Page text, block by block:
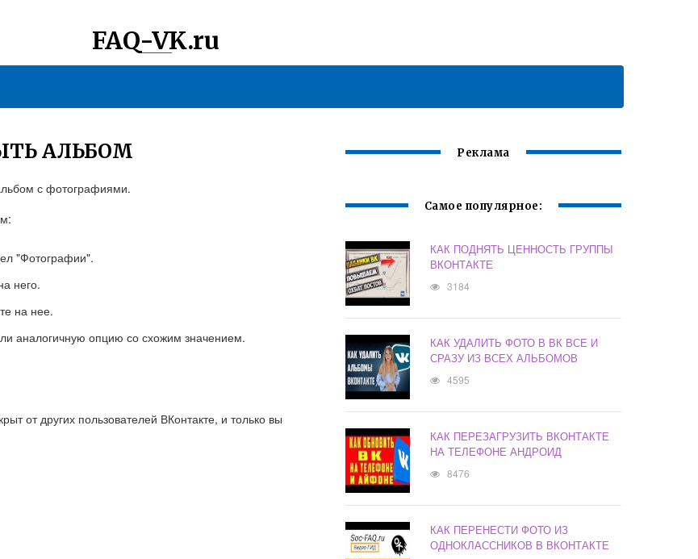
FAQ-VK.ru
АЛЬБОМ
с фотографиями.
"Фотографии".
него.
на нее.
аналогичную опцию со схожим значением.
от других пользователей ВКонтакте, и только вы
Реклама
Самое популярное:
КАК ПОДНЯТЬ ЦЕННОСТЬ ГРУППЫ
ВКОНТАКТЕ
3184
КАК УДАЛИТЬ ФОТО В ВК ВСЕ И
СРАЗУ ИЗ ВСЕХ АЛЬБОМОВ
4595
КАК ПЕРЕЗАГРУЗИТЬ ВКОНТАКТЕ
НА ТЕЛЕФОНЕ АНДРОИД
8476
КАК ПЕРЕНЕСТИ ФОТО ИЗ
ОДНОКЛАССНИКОВ В ВКОНТАКТЕ